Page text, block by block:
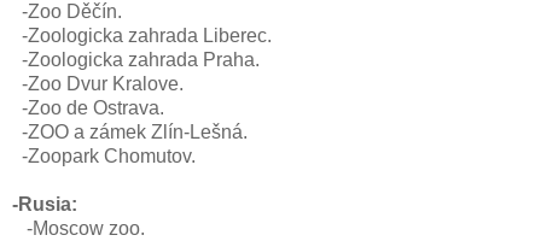
-Zoo Děčín.
-Zoologicka zahrada Liberec.
-Zoologicka zahrada Praha.
-Zoo Dvur Kralove.
-Zoo de Ostrava.
-ZOO a zámek Zlín-Lešná.
-Zoopark Chomutov.
-Rusia:
-Moscow zoo.